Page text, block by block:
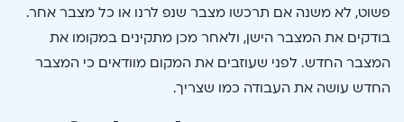
פשוט, לא משנה אם תרכשו מצבר שנפ לרנו או כל מצבר אחר.
בודקים את המצבר הישן, ולאחר מכן מתקינים במקומו את
המצבר החדש. לפני שעוזבים את המקום מוודאים כי המצבר
החדש עושה את העבודה כמו שצריך.